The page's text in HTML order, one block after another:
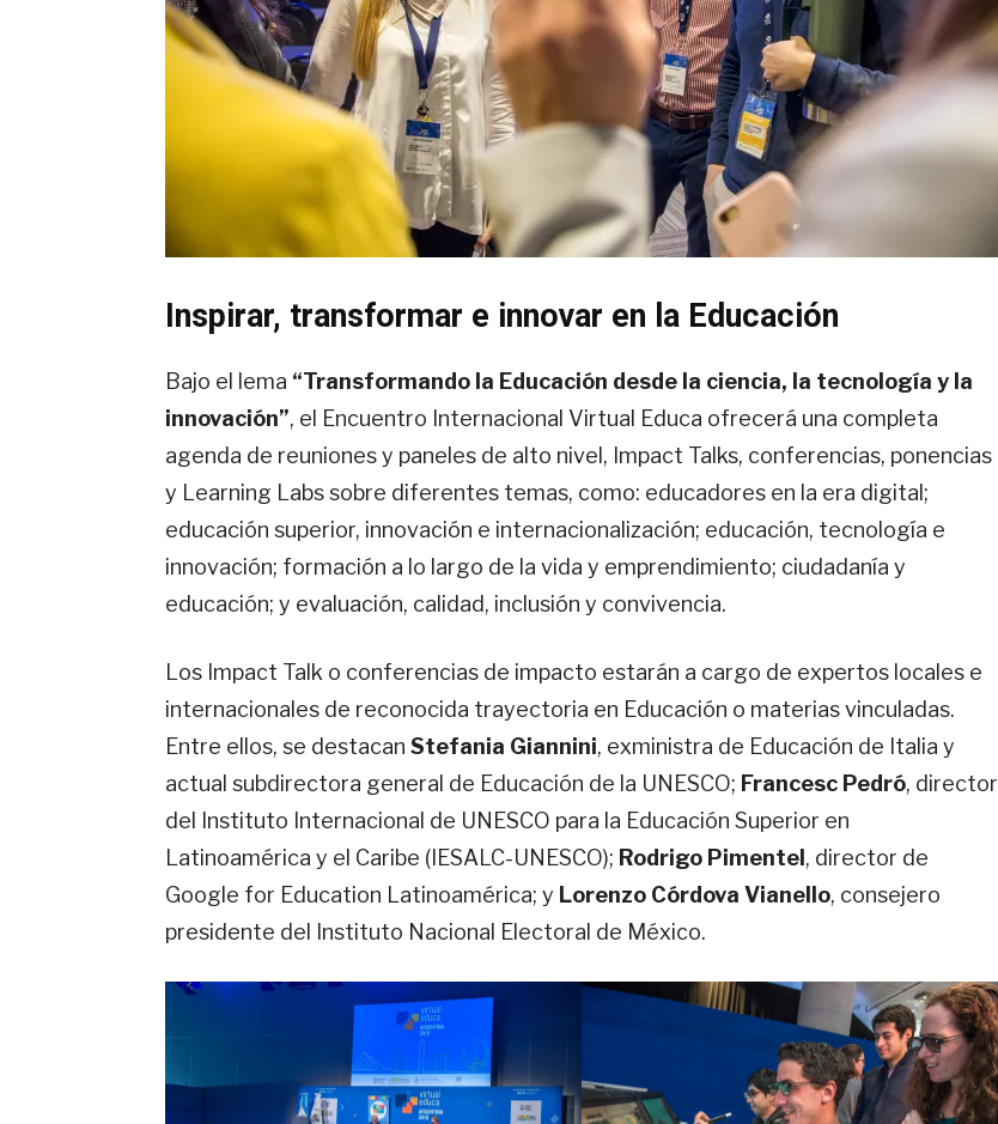
Inspirar, transformar e innovar en la Educación
Bajo el lema “Transformando la Educación desde la ciencia, la tecnología y la
innovación”, el Encuentro Internacional Virtual Educa ofrecerá una completa
agenda de reuniones y paneles de alto nivel, Impact Talks, conferencias, ponencias
y Learning Labs sobre diferentes temas, como: educadores en la era digital;
educación superior, innovación e internacionalización; educación, tecnología e
innovación; formación a lo largo de la vida y emprendimiento; ciudadanía y
educación; y evaluación, calidad, inclusión y convivencia.
Los Impact Talk o conferencias de impacto estarán a cargo de expertos locales e
internacionales de reconocida trayectoria en Educación o materias vinculadas.
Entre ellos, se destacan Stefania Giannini, exministra de Educación de Italia y
actual subdirectora general de Educación de la UNESCO; Francesc Pedró, director
del Instituto Internacional de UNESCO para la Educación Superior en
Latinoamérica y el Caribe (IESALC-UNESCO); Rodrigo Pimentel , director de
Google for Education Latinoamérica; y Lorenzo Córdova Vianello, consejero
presidente del Instituto Nacional Electoral de México.